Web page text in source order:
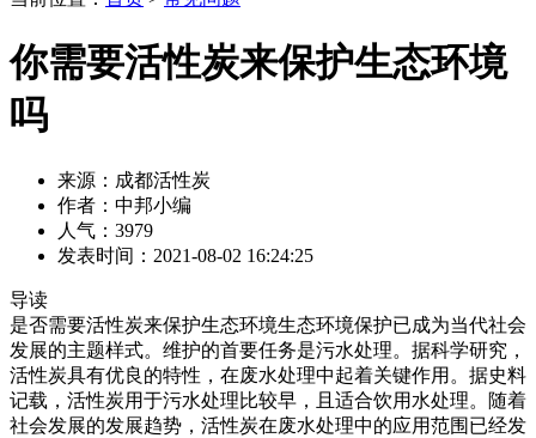
你需要活性炭来保护生态环境
吗
来源：成都活性炭
作者：中邦小编
人气：3979
发表时间：2021-08-02 16:24:25
导读
是否需要活性炭来保护生态环境生态环境保护已成为当代社会
发展的主题样式。维护的首要任务是污水处理。据科学研究，
活性炭具有优良的特性，在废水处理中起着关键作用。据史料
记载，活性炭用于污水处理比较早，且适合饮用水处理。随着
社会发展的发展趋势，活性炭在废水处理中的应用范围已经发